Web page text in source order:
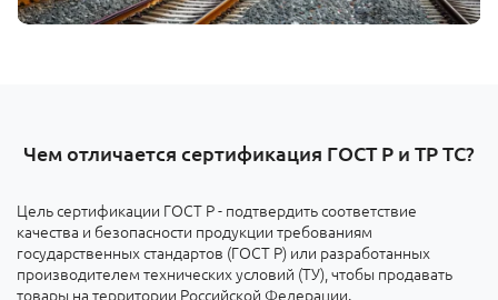
Чем отличается сертификация ГОСТ Р и ТР ТС?
Цель сертификации ГОСТ Р - подтвердить соответствие
качества и безопасности продукции требованиям
государственных стандартов (ГОСТ Р) или разработанных
производителем технических условий (ТУ), чтобы продавать
товары на территории Российской Федерации.